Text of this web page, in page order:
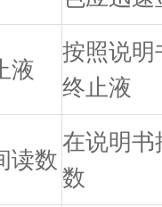
液
按照说明
终止液
读数
在说明书
数